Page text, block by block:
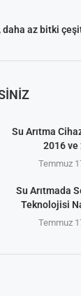
daha az bitki
Su Arıtma
2016 ve
Temmuz
Su Arıtmada
Teknolojisi
Temmuz